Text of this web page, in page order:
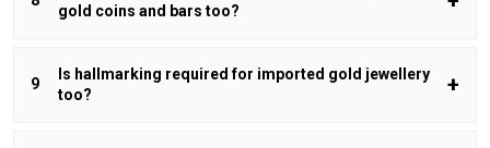
gold coins and bars too?
Is hallmarking required for imported gold jewellery
too?